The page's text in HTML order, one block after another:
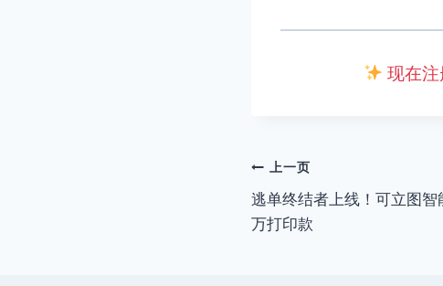
现在
文
章
上一页
逃单终结者上线！可立图
万打印款